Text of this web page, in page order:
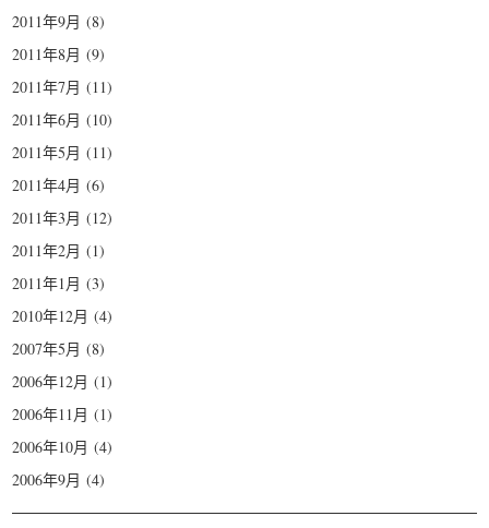
2011年9月 (8)
2011年8月 (9)
2011年7月 (11)
2011年6月 (10)
2011年5月 (11)
2011年4月 (6)
2011年3月 (12)
2011年2月 (1)
2011年1月 (3)
2010年12月 (4)
2007年5月 (8)
2006年12月 (1)
2006年11月 (1)
2006年10月 (4)
2006年9月 (4)